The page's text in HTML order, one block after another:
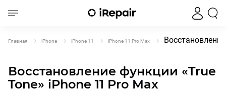
Главная iPhone iPhone 11 iPhone 11 Pro Max
Восстановление функции «True
Tone» iPhone 11 Pro Max